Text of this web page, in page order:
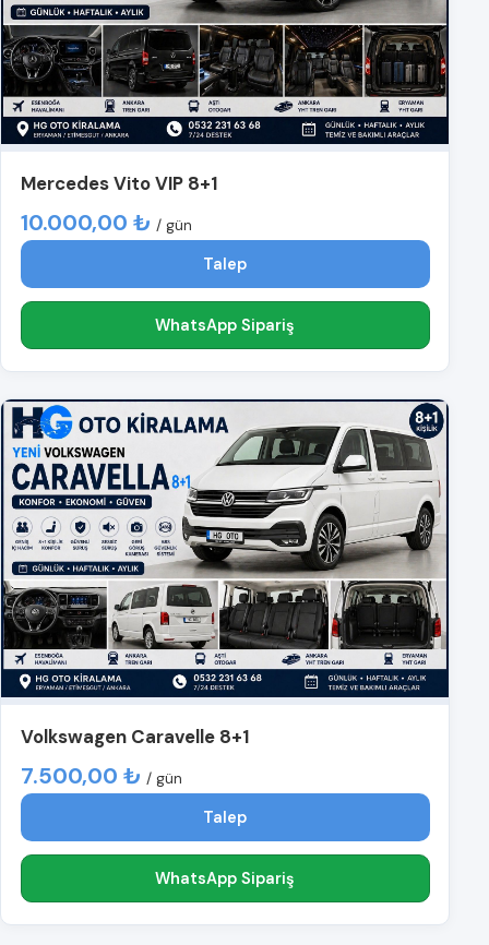
Mercedes Vito VIP 8+1
10.000,00 ₺ / gün
Talep
WhatsApp Sipariş
Volkswagen Caravelle 8+1
7.500,00 ₺ / gün
Talep
WhatsApp Sipariş